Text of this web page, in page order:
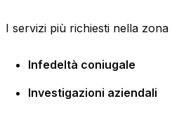
I servizi più richiesti nella zona
Infedeltà coniugale
Investigazioni aziendali